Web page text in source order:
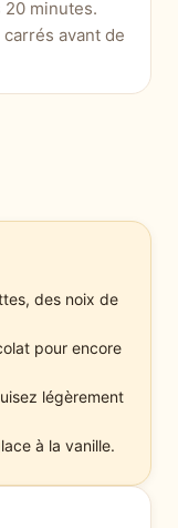
minutes.
avant de
des noix de
pour encore
légèrement
à la vanille.